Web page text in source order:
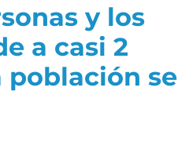
y los
a casi 2
población se